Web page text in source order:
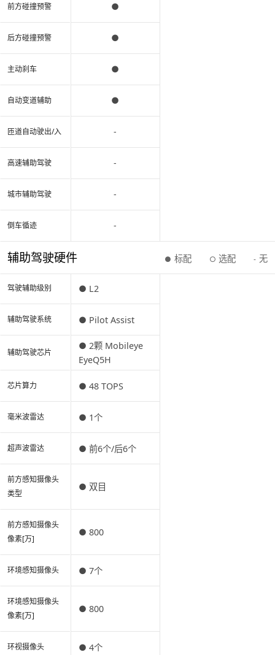
前方碰撞预警
后方碰撞预警
主动刹车
自动变道辅助
匝道自动驶出/入
高速辅助驾驶
城市辅助驾驶
倒车循迹
辅助驾驶硬件 ● 标配 ○ 选配 - 无
驾驶辅助级别
辅助驾驶系统
辅助驾驶芯片
芯片算力
毫米波雷达
超声波雷达
前方感知摄像头
类型
前方感知摄像头
像素[万]
环境感知摄像头
环境感知摄像头
像素[万]
环视摄像头
●
●
●
●
-
-
-
-
● L2
● Pilot Assist
● 2颗 Mobileye
EyeQ5H
● 48 TOPS
● 1个
● 前6个/后6个
● 双目
● 800
● 7个
● 800
● 4个